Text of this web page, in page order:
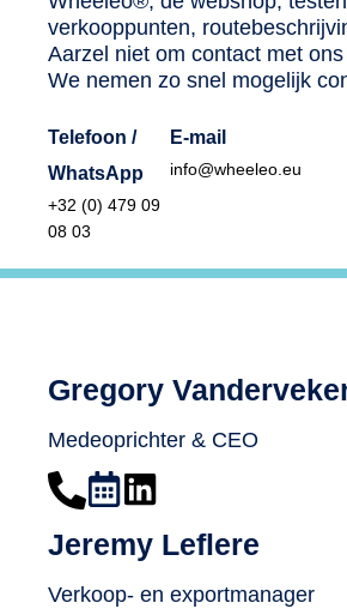
verkooppunten,
Aarzel niet om contact met
We nemen zo snel mogelijk
E-mail
info@wheeleo.eu
Telefoon /
WhatsApp
+32 (0) 479 09
08 03
Gregory
Medeoprichter & CEO
Jeremy Leflere
Verkoop- en exportmanager